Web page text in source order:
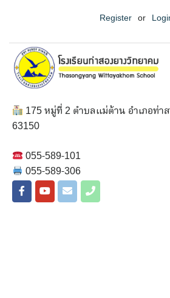
Register or
175 หมู่ที่ 2 ตำบลแม่ต้าน อำเภอท่า
63150
055-589-101
055-589-306